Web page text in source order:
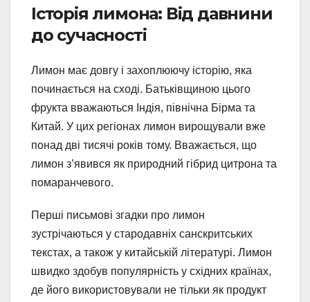
Історія лимона: Від давнини
до сучасності
Лимон має довгу і захоплюючу історію, яка
починається на сході. Батьківщиною цього
фрукта вважаються Індія, північна Бірма та
Китай. У цих регіонах лимон вирощували вже
понад дві тисячі років тому. Вважається, що
лимон з’явився як природний гібрид цитрона та
помаранчевого.
Перші письмові згадки про лимон
зустрічаються у стародавніх санскритських
текстах, а також у китайській літературі. Лимон
швидко здобув популярність у східних країнах,
де його використовували не тільки як продукт